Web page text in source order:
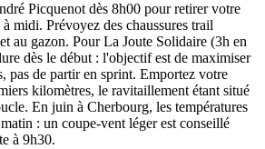
Picquenot dès 8h00 pour retirer votre
midi. Prévoyez des chaussures trail
au gazon. Pour La Joute Solidaire (3h en
dès le début : l'objectif est de maximiser
pas de partir en sprint. Emportez votre
kilomètres, le ravitaillement étant situé
En juin à Cherbourg, les températures
: un coupe-vent léger est conseillé
à 9h30.